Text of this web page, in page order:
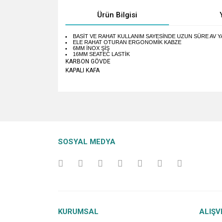
Ürün Bilgisi
BASİT VE RAHAT KULLANIM SAYESİNDE UZUN SÜRE AV
ELE RAHAT OTURAN ERGONOMİK KABZE
6MM İNOX ŞİŞ
16MM SEATEC LASTİK
KARBON GÖVDE
KAPALI KAFA
Ürün açıklamasında eksik bilgiler bulunuyor.
SOSYAL MEDYA
KURUMSAL